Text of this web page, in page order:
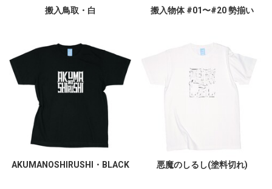
搬入鳥取・白 搬入物体 #01〜#20 勢揃い
AKUMANOSHIRUSHI・BLACK 悪魔のしるし(塗料切れ)